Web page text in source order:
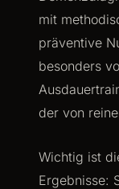
mit
präventive
besonders
der von
Wichtig ist
Ergebnisse: